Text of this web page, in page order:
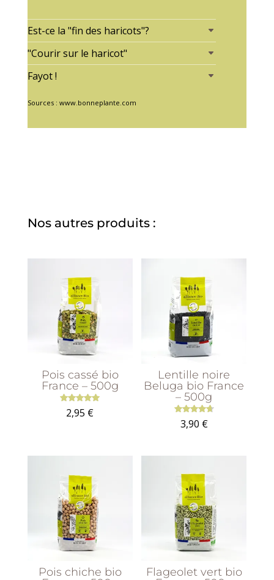
Est-ce la "fin des haricots"?
"Courir sur le haricot"
Fayot !
Sources : www.bonneplante.com
Nos autres produits :
Pois cassé bio
France – 500g
Note
5.00
2,95 €
Lentille noire
Beluga bio France
– 500g
Note
4.73
3,90 €
Pois chiche bio
Flageolet vert bio